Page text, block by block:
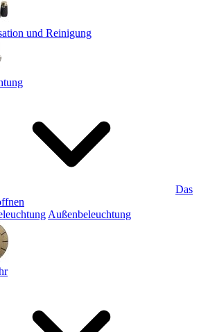
und Reinigung
Das
Außenbeleuchtung